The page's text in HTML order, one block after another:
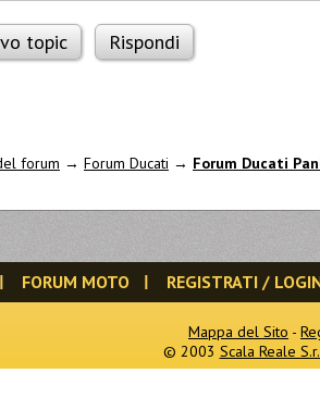
topic Rispondi
forum → Forum Ducati → Forum Ducati
FORUM MOTO REGISTRATI /
Mappa del Sito -
© 2003 Scala Reale